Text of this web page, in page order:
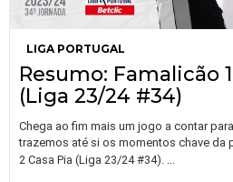
LIGA PORTUGAL
Resumo: Famalicão
(Liga 23/24 #34)
Chega ao fim mais um jogo a contar
trazemos até si os momentos chave da
2 Casa Pia (Liga 23/24 #34).